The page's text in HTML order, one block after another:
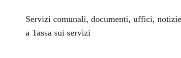
Dettagli
Servizi comunali, documenti, uffici,
a Tassa sui servizi